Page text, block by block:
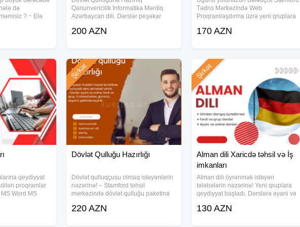
də
? ~ Elə
. Dərslər
Qanunvericilik İnformatika Məntiq
Azərbaycan dili. Dərslər peşəkar
edilir. Yüksək nəticə hədəfləyən bütün
Əyani və
200 AZN
Tədris Mərkəzində Web
Proqramlaşdırma üzrə yeni qruplara
lahiyələr üzərində aparılır . Bütün yaş
170 AZN
qeydiyyat
proqramlar
Word MS
müəllim
Dövlət Qulluğu Hazırlığı
Dövlət qulluqçusu olmaq istəyənlərin
nəzərinə! – Stamford təhsil
mərkəzində dövlət qulluğu paketinə
Azərbaycan-dili, Məntiq İnformatika
Şirkət
220 AZN
Alman dili Xaricdə təhsil və İş
imkanları
Alman dili öyrənmək istəyən
tələbələrin nəzərinə! Yeni qruplara
qeydiyyat başladı. Dərslərə əyani və
və dərs saatlarını müəllim və öz
Şirkət
130 AZN